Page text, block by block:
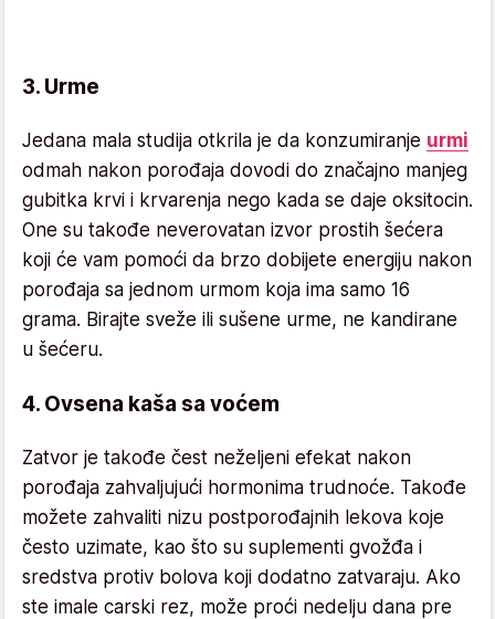
3. Urme
Jedana mala studija otkrila je da konzumiranje urmi
odmah nakon porođaja dovodi do značajno manjeg
gubitka krvi i krvarenja nego kada se daje oksitocin.
One su takođe neverovatan izvor prostih šećera
koji će vam pomoći da brzo dobijete energiju nakon
porođaja sa jednom urmom koja ima samo 16
grama. Birajte sveže ili sušene urme, ne kandirane
u šećeru.
4. Ovsena kaša sa voćem
Zatvor je takođe čest neželjeni efekat nakon
porođaja zahvaljujući hormonima trudnoće. Takođe
možete zahvaliti nizu postporođajnih lekova koje
često uzimate, kao što su suplementi gvožđa i
sredstva protiv bolova koji dodatno zatvaraju. Ako
ste imale carski rez, može proći nedelju dana pre